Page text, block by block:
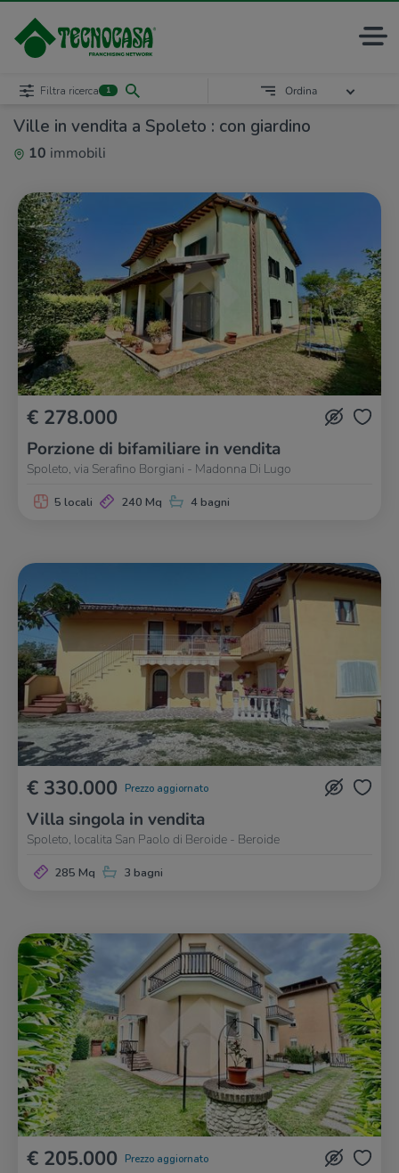
Ville in vendita a Spoleto : con giardino
10 immobili
Filtra ricerca 1 Ordina
€ 278.000
Porzione di bifamiliare in vendita
Spoleto, via Serafino Borgiani - Madonna Di Lugo
5 locali 240 Mq 4 bagni
€ 330.000 Prezzo aggiornato
Villa singola in vendita
Spoleto, localita San Paolo di Beroide - Beroide
285 Mq 3 bagni
€ 205.000 Prezzo aggiornato